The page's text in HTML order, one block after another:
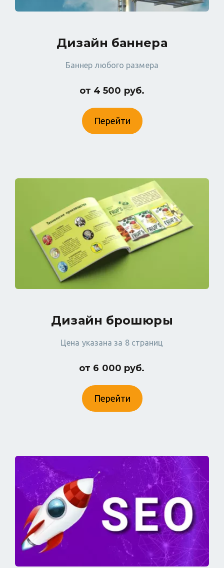
Дизайн баннера
Баннер любого размера
от 4 500 руб.
Перейти
Дизайн брошюры
Цена указана за 8 страниц
от 6 000 руб.
Перейти